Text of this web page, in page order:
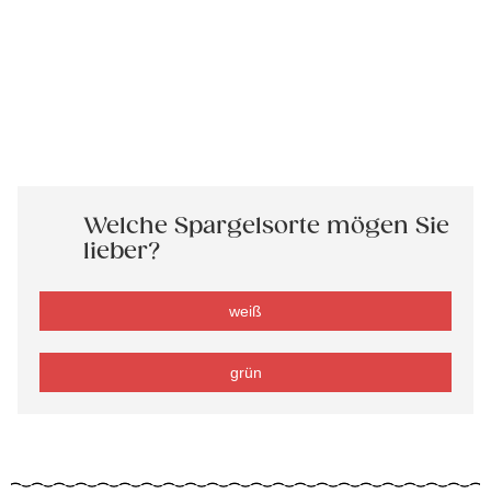
Welche Spargelsorte mögen Sie
lieber?
weiß
grün